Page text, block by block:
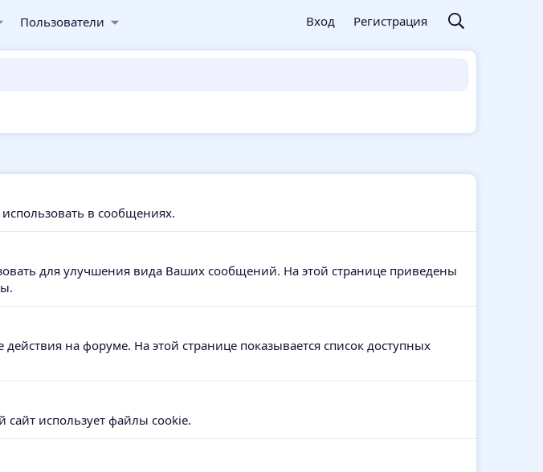
Пользователи Вход Регистрация
в сообщениях.
для улучшения вида Ваших сообщений. На этой странице приведены
на форуме. На этой странице показывается список доступных
сайт использует файлы cookie.